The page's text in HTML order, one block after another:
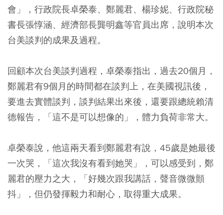
會」，行政院長卓榮泰、鄭麗君、楊珍妮、行政院秘
書長張惇涵、經濟部長龔明鑫等官員出席，說明本次
台美談判的成果及過程。
回顧本次台美談判過程，卓榮泰指出，過去20個月，
鄭麗君有9個月的時間都在談判上，在美國視訊後，
要進去實體談判，談判結果出來後，還要跟總統賴清
德報告，「這不是可以想像的」，體力負荷非常大。
卓榮泰說，他這兩天看到鄭麗君有說，45歲是她最後
一次哭，「這次我沒有看到她哭」，可以感受到，鄭
麗君的壓力之大，「好幾次跟我講話，聲音微微顫
抖」，但仍發揮毅力和耐心，取得重大成果。